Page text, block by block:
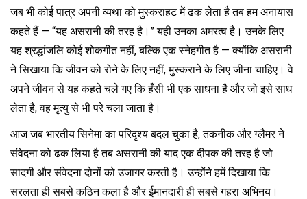
जब भी कोई पात्र अपनी व्यथा को मुस्कराहट में ढक लेता है तब हम अनायास
कहते हैं — “यह असरानी की तरह है।” यही उनका अमरत्व है। उनके लिए
यह श्रद्धांजलि कोई शोकगीत नहीं, बल्कि एक स्नेहगीत है — क्योंकि असरानी
ने सिखाया कि जीवन को रोने के लिए नहीं, मुस्कराने के लिए जीना चाहिए। वे
अपने जीवन से यह कहते चले गए कि हँसी भी एक साधना है और जो इसे साध
लेता है, वह मृत्यु से भी परे चला जाता है।
आज जब भारतीय सिनेमा का परिदृश्य बदल चुका है, तकनीक और ग्लैमर ने
संवेदना को ढक लिया है तब असरानी की याद एक दीपक की तरह है जो
सादगी और संवेदना दोनों को उजागर करती है। उन्होंने हमें दिखाया कि
सरलता ही सबसे कठिन कला है और ईमानदारी ही सबसे गहरा अभिनय।